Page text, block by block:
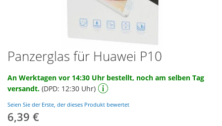
Zum
Anfang
der
Bildgalerie
springen
Panzerglas für Huawei P10
An Werktagen vor 14:30 Uhr bestellt, noch am selben Tag
versandt. (DPD: 12:30 Uhr)
Seien Sie der Erste, der dieses Produkt bewertet
6,39 €